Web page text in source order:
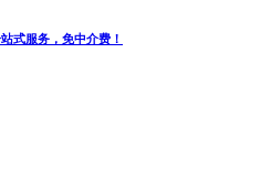
式服务，免中介费！